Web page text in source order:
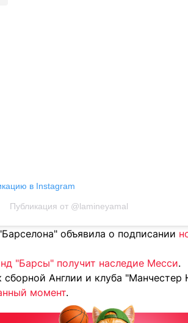
в Instagram
Публикация от @lamineyamal
объявила о подписании
"Барсы" получит наследие Месси.
Англии и клуба "Манчестер
момент.